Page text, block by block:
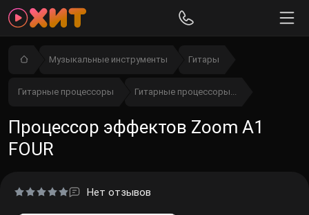
Музыкальные инструменты Гитары
Гитарные процессоры Гитарные процессоры...
Процессор эффектов Zoom A1
FOUR
Нет отзывов